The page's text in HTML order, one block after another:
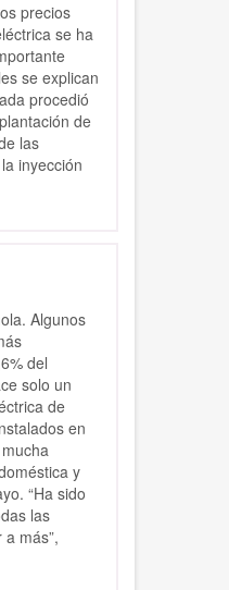
precios
se ha
se explican
procedió
de
las
inyección
Algunos
del
solo un
de
en
y
“Ha sido
las
más”,